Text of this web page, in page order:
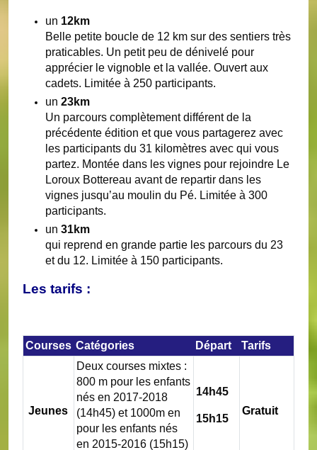
un 12km
Belle petite boucle de 12 km sur des sentiers très
praticables. Un petit peu de dénivelé pour
apprécier le vignoble et la vallée. Ouvert aux
cadets. Limitée à 250 participants.
un 23km
Un parcours complètement différent de la
précédente édition et que vous partagerez avec
les participants du 31 kilomètres avec qui vous
partez. Montée dans les vignes pour rejoindre Le
Loroux Bottereau avant de repartir dans les
vignes jusqu’au moulin du Pé. Limitée à 300
participants.
un 31km
qui reprend en grande partie les parcours du 23
et du 12. Limitée à 150 participants.
Les tarifs :
Courses Catégories Départ Tarifs
Jeunes
Deux courses mixtes :
800 m pour les enfants
nés en 2017-2018
(14h45) et 1000m en
pour les enfants nés
en 2015-2016 (15h15)
14h45
15h15
Gratuit